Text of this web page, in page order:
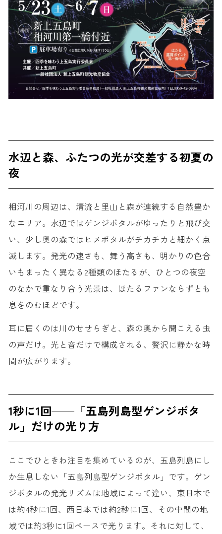
水辺と森、ふたつの光が交差する初夏の
夜
相河川の周辺は、清流と里山と森が連続する自然豊か
なエリア。水辺ではゲンジボタルがゆったりと飛び交
い、少し奥の森ではヒメボタルがチカチカと細かく点
滅します。発光の速さも、舞う高さも、明かりの色合
いもまったく異なる2種類のほたるが、ひとつの夜空
のなかで重なり合う光景は、ほたるファンならずとも
息をのむほどです。
耳に届くのは川のせせらぎと、森の奥から聞こえる虫
の声だけ。光と音だけで構成される、贅沢に静かな時
間が広がります。
1秒に1回——「五島列島型ゲンジボタ
ル」だけの光り方
ここでひときわ注目を集めているのが、五島列島にし
か生息しない 「五島列島型ゲンジボタル」 です。ゲン
ジボタルの発光リズムは地域によって違い、東日本で
は約4秒に1回、西日本では約2秒に1回、その中間の地
域では約3秒に1回ペースで光ります。それに対して、